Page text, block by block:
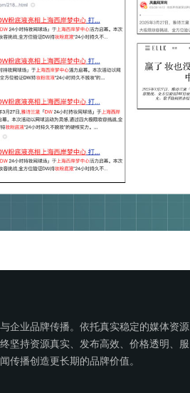
企业品牌传播。依托真实稳定的媒体资源
坚持资源真实、发布高效、价格透明、服
传播创造更长期的品牌价值。